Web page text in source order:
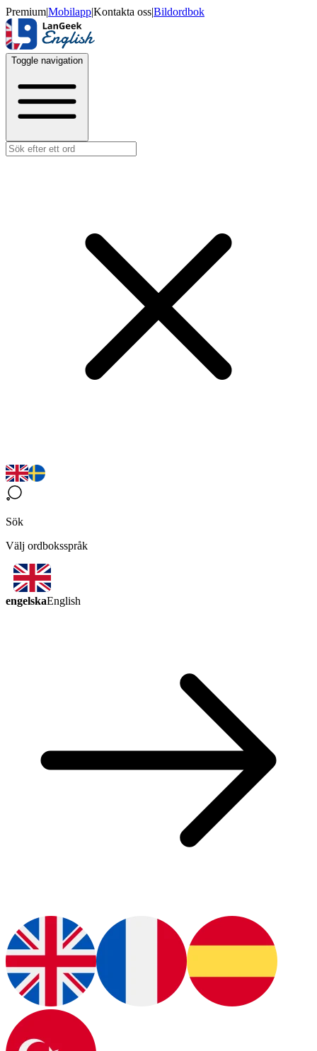
Premium|Mobilapp|Kontakta oss|Bildordbok
Toggle navigation
Sök
Välj ordboksspråk
engelskaEnglish